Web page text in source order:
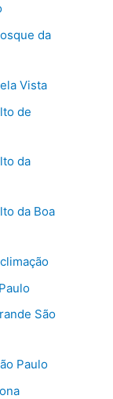
da
Vista
de
da
da Boa
São
Paulo